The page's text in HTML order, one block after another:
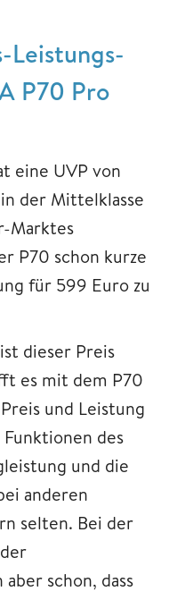
Leistungs-
P70 Pro
eine UVP von
der Mittelklasse
Marktes
P70 schon kurze
für 599 Euro zu
dieser Preis
es mit dem P70
und Leistung
des
und die
anderen
selten. Bei der
schon, dass